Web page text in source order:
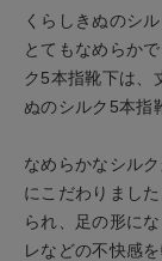
くらしきぬのシ
とてもなめらか
ク5本指靴下は、
ぬのシルク5本指
なめらかなシル
にこだわりまし
られ、足の形に
レなどの不快感を